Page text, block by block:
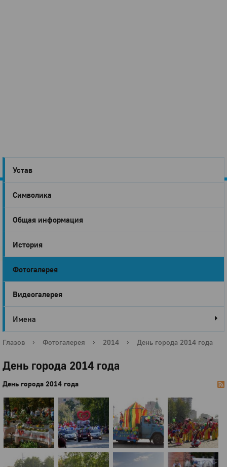
Город
Глазов
Устав
Символика
Общая информация
История
Фотогалерея
Видеогалерея
Имена
Глазов › Фотогалерея › 2014 › День города 2014 года
День города 2014 года
День города 2014 года